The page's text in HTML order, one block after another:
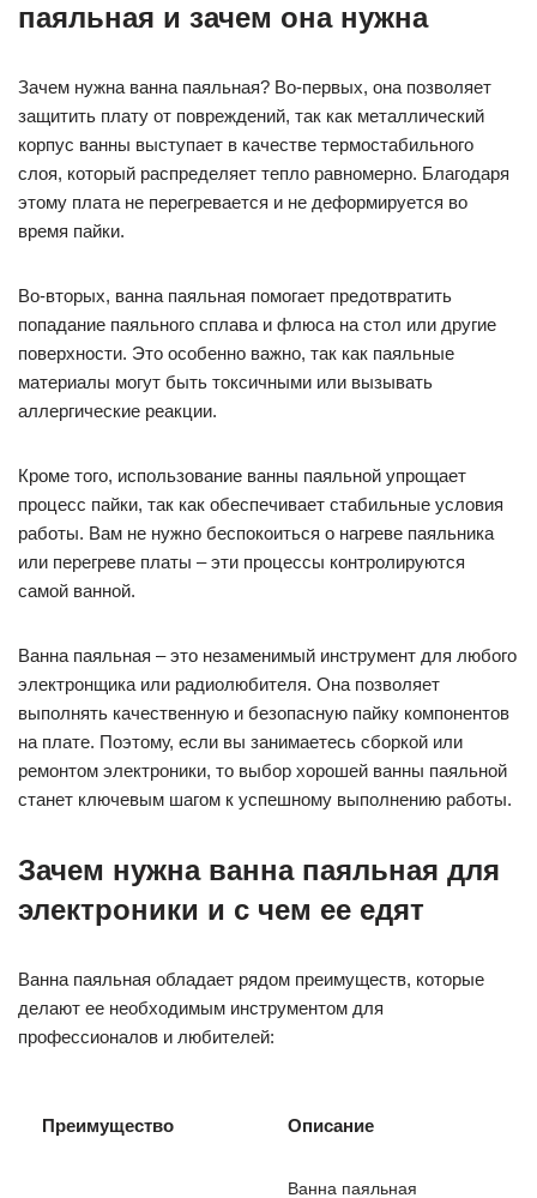
паяльная и зачем она нужна
Зачем нужна ванна паяльная? Во-первых, она позволяет
защитить плату от повреждений, так как металлический
корпус ванны выступает в качестве термостабильного
слоя, который распределяет тепло равномерно. Благодаря
этому плата не перегревается и не деформируется во
время пайки.
Во-вторых, ванна паяльная помогает предотвратить
попадание паяльного сплава и флюса на стол или другие
поверхности. Это особенно важно, так как паяльные
материалы могут быть токсичными или вызывать
аллергические реакции.
Кроме того, использование ванны паяльной упрощает
процесс пайки, так как обеспечивает стабильные условия
работы. Вам не нужно беспокоиться о нагреве паяльника
или перегреве платы – эти процессы контролируются
самой ванной.
Ванна паяльная – это незаменимый инструмент для любого
электронщика или радиолюбителя. Она позволяет
выполнять качественную и безопасную пайку компонентов
на плате. Поэтому, если вы занимаетесь сборкой или
ремонтом электроники, то выбор хорошей ванны паяльной
станет ключевым шагом к успешному выполнению работы.
Зачем нужна ванна паяльная для
электроники и с чем ее едят
Ванна паяльная обладает рядом преимуществ, которые
делают ее необходимым инструментом для
профессионалов и любителей:
Преимущество Описание
Ванна паяльная